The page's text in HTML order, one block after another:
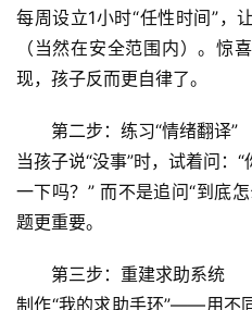
物
人
秘
历
案
每周设立1小时“任性时间”，
（当然在安全范围内）。惊
现，孩子反而更自律了。
第二步：练习“情绪翻译”
当孩子说“没事”时，试着问：
一下吗？” 而不是追问“到底怎
题更重要。
第三步：重建求助系统
制作“我的求助手环”——用不